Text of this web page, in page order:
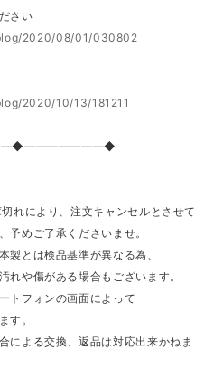
さい
2020/08/01/030802
2020/10/13/181211
れにより、注文キャンセルとさせて
めご了承くださいませ。
製とは検品基準が異なる為、
や傷がある場合もございます。
トフォンの画面によって
す。
による交換、返品は対応出来かねま